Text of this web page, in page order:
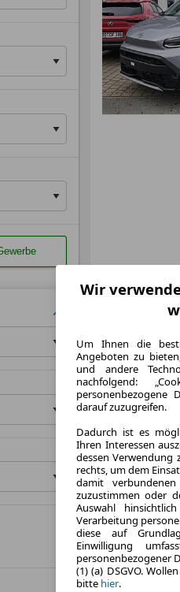
LEASING
Wir
Um Ihnen die
Angeboten zu
und andere
nachfolgend:
personenbezogene
darauf zuzugreifen.
Dadurch ist es
Ihren Interessen
dessen Verwendung
rechts, um dem
damit
zuzustimmen oder
Auswahl
Verarbeitung
diese auf
Einwilligung
personenbezogener
(1) (a) DSGVO.
bitte hier.